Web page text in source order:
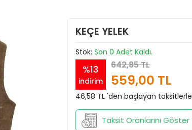
KEÇE YELEK
Stok: Son 0 Adet Kaldı.
%13
indirim
642,85 TL
559,00 TL
46,58 TL 'den başlayan taksitlerle
Taksit Oranlarını Göster